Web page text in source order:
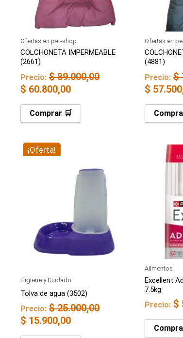
Ofertas en pet-shop
COLCHONETA IMPERMEABLE
(2661)
Precio: $89.000,00
$ 60.800,00
Comprar 🛒
Ofertas en
(4881)
Precio: $
$
¡Oferta!
Higiene y Cuidado
Tolva de agua (3502)
Precio: $25.000,00
$ 15.900,00
actual
es:
$ 15.900,00.
Alimentos
Excellent
7.5kg
Precio: $